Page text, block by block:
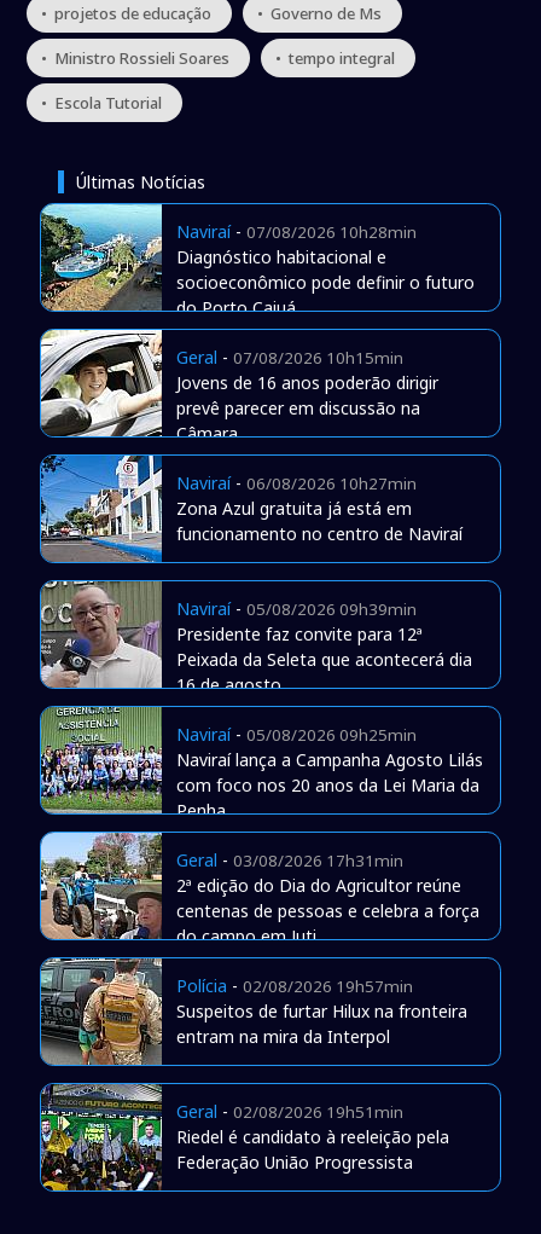
• projetos de educação • Governo de Ms
• Ministro Rossieli Soares • tempo integral
• Escola Tutorial
Últimas Notícias
Naviraí- 07/08/2026 10h28min
Diagnóstico habitacional e
socioeconômico pode definir o futuro
do Porto Caiuá
Geral - 07/08/2026 10h15min
Jovens de 16 anos poderão dirigir
prevê parecer em discussão na
Câmara
Naviraí- 06/08/2026 10h27min
Zona Azul gratuita já está em
funcionamento no centro de Naviraí
Naviraí- 05/08/2026 09h39min
Presidente faz convite para 12ª
Peixada da Seleta que acontecerá dia
16 de agosto
Naviraí- 05/08/2026 09h25min
Naviraí lança a Campanha Agosto Lilás
com foco nos 20 anos da Lei Maria da
Penha
Geral - 03/08/2026 17h31min
2ª edição do Dia do Agricultor reúne
centenas de pessoas e celebra a força
do campo em Juti
Polícia - 02/08/2026 19h57min
Suspeitos de furtar Hilux na fronteira
entram na mira da Interpol
Geral - 02/08/2026 19h51min
Riedel é candidato à reeleição pela
Federação União Progressista